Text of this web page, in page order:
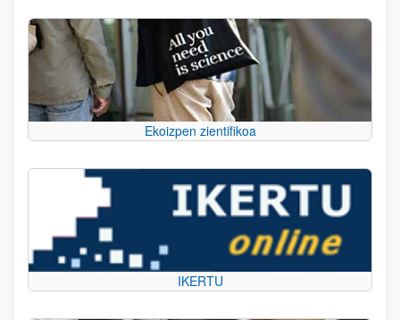
Ekoizpen zientifikoa
IKERTU